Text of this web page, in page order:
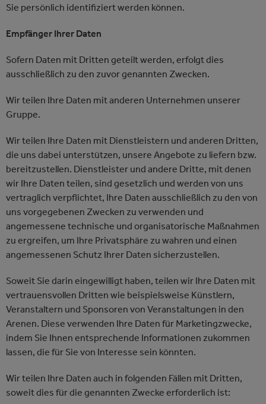
Sie persönlich identifiziert werden können.
Empfänger Ihrer Daten
Sofern Daten mit Dritten geteilt werden, erfolgt dies
ausschließlich zu den zuvor genannten Zwecken.
Wir teilen Ihre Daten mit anderen Unternehmen unserer
Gruppe.
Wir teilen Ihre Daten mit Dienstleistern und anderen Dritten,
die uns dabei unterstützen, unsere Angebote zu liefern bzw.
bereitzustellen. Dienstleister und andere Dritte, mit denen
wir Ihre Daten teilen, sind gesetzlich und werden von uns
vertraglich verpflichtet, Ihre Daten ausschließlich zu den von
uns vorgegebenen Zwecken zu verwenden und
angemessene technische und organisatorische Maßnahmen
zu ergreifen, um Ihre Privatsphäre zu wahren und einen
angemessenen Schutz Ihrer Daten sicherzustellen.
Soweit Sie darin eingewilligt haben, teilen wir Ihre Daten mit
vertrauensvollen Dritten wie beispielsweise Künstlern,
Veranstaltern und Sponsoren von Veranstaltungen in den
Arenen. Diese verwenden Ihre Daten für Marketingzwecke,
indem Sie Ihnen entsprechende Informationen zukommen
lassen, die für Sie von Interesse sein könnten.
Wir teilen Ihre Daten auch in folgenden Fällen mit Dritten,
soweit dies für die genannten Zwecke erforderlich ist: